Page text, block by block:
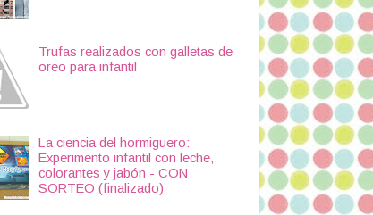
Trufas realizados con galletas de
oreo para infantil
La ciencia del hormiguero:
Experimento infantil con leche,
colorantes y jabón - CON
SORTEO (finalizado)